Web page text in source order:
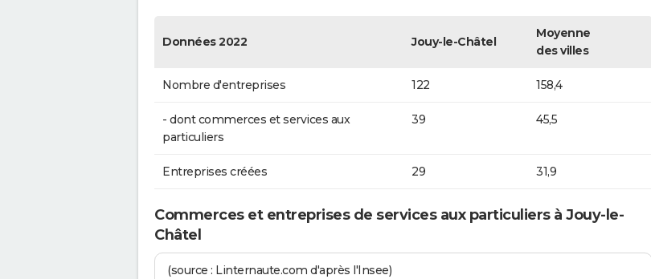
Données 2022 Jouy-le-Châtel
Moyenne
des villes
Nombre d'entreprises 122 158,4
- dont commerces et services aux
particuliers
39 45,5
Entreprises créées 29 31,9
Commerces et entreprises de services aux particuliers à Jouy-le-
Châtel
(source : Linternaute.com d'après l'Insee)